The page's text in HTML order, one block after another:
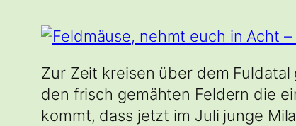
Zur Zeit kreisen über dem
den frisch gemähten Feldern die
kommt, dass jetzt im Juli junge